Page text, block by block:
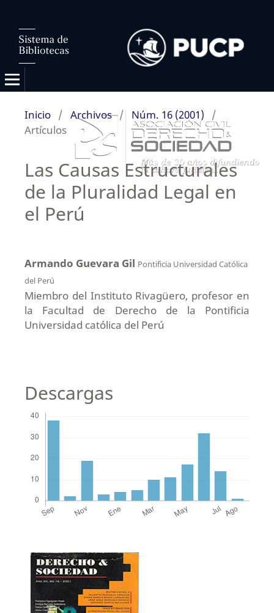
Inicio / Archivos / Núm. 16 (2001)
/
Artículos
Las Causas Estructurales
de la Pluralidad Legal en
el Perú
Armando Guevara Gil Pontificia Universidad Católica
del Perú
Miembro del Instituto Rivagüero, profesor en
la Facultad de Derecho de la Pontificia
Universidad católica del Perú
Descargas